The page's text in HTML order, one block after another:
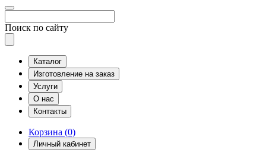
Поиск по сайту
Каталог
Изготовление на заказ
Услуги
О нас
Контакты
Корзина (0)
Личный кабинет